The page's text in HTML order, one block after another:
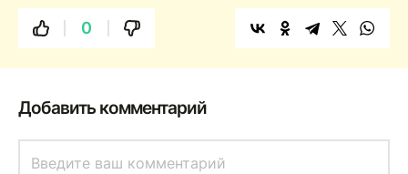
0
Добавить комментарий